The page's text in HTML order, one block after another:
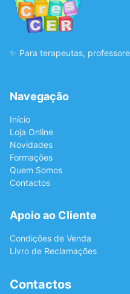
✨ Para terapeutas,
Navegação
Início
Loja Online
Novidades
Formações
Quem Somos
Contactos
Apoio ao Cliente
Condições de Venda
Livro de Reclamações
Contactos